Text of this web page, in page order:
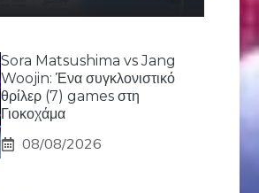
Sora Matsushima vs Jang
Woojin: Ένα συγκλονιστικό
θρίλερ (7) games στη
Γιοκοχάμα
08/08/2026